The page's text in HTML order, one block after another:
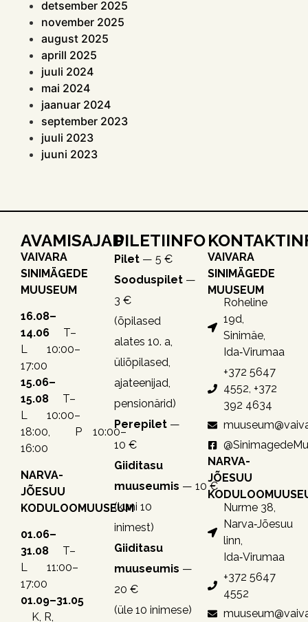
detsember 2025
november 2025
august 2025
aprill 2025
juuli 2024
mai 2024
jaanuar 2024
september 2023
juuli 2023
juuni 2023
AVAMISAJAD
VAIVARA
SINIMÄGEDE
MUUSEUM
16.08–
14.06 T–
L 10:00–
17:00
15.06–
15.08 T–
L 10:00–
18:00, P 10:00–
16:00
NARVA-
JÕESUU
KODULOOMUUSEUM
01.06–
31.08 T–
L 11:00–
17:00
01.09–31.05
K, R,
PILETIINFO
Pilet — 5 €
Sooduspilet —
3 €
(õpilased
alates 10. a,
üliõpilased,
ajateenijad,
pensionärid)
Perepilet —
10 €
Giiditasu
muuseumis — 10 €
(kuni 10
inimest)
Giiditasu
muuseumis —
20 €
(üle 10 inimese)
VAIVARA
SINIMÄGEDE
MUUSEUM
Roheline
19d,
Sinimäe,
Ida‑Virumaa
+372 5647
4552, +372
392 4634
NARVA-
JÕESUU
Nurme 38,
Narva‑Jõesuu
linn,
Ida‑Virumaa
+372 5647
4552